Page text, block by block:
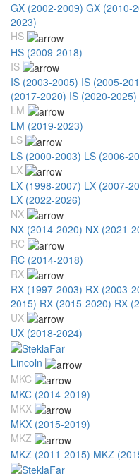
GX (2002-2009) GX (2010-
2023)
HS
HS (2009-2018)
IS
IS (2003-2005) IS (2005-
(2017-2020) IS (2020-2025)
LM
LM (2019-2023)
LS
LS (2000-2003) LS (2006-
LX
LX (1998-2007) LX (2007-
LX (2022-2026)
NX
NX (2014-2020) NX (2021-
RC
RC (2014-2018)
RX
RX (1997-2003) RX (2003-
2015) RX (2015-2020) RX
UX
UX (2018-2024)
Lincoln
MKC
MKC (2014-2019)
MKX
MKX (2015-2019)
MKZ
MKZ (2011-2015) MKZ